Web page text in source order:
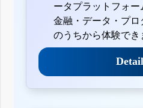
ータプラットフォー
金融・データ・プ
のうちから体験でき